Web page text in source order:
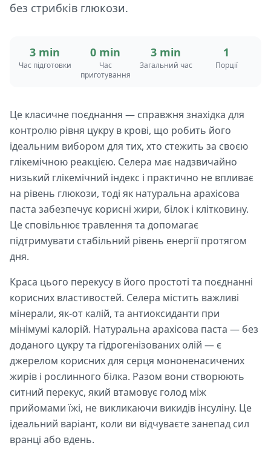
без стрибків глюкози.
3 min
Час підготовки
0 min
Час
приготування
3 min
Загальний час
1
Порції
Це класичне поєднання — справжня знахідка для
контролю рівня цукру в крові, що робить його
ідеальним вибором для тих, хто стежить за своєю
глікемічною реакцією. Селера має надзвичайно
низький глікемічний індекс і практично не впливає
на рівень глюкози, тоді як натуральна арахісова
паста забезпечує корисні жири, білок і клітковину.
Це сповільнює травлення та допомагає
підтримувати стабільний рівень енергії протягом
дня.
Краса цього перекусу в його простоті та поєднанні
корисних властивостей. Селера містить важливі
мінерали, як-от калій, та антиоксиданти при
мінімумі калорій. Натуральна арахісова паста — без
доданого цукру та гідрогенізованих олій — є
джерелом корисних для серця мононенасичених
жирів і рослинного білка. Разом вони створюють
ситний перекус, який втамовує голод між
прийомами їжі, не викликаючи викидів інсуліну. Це
ідеальний варіант, коли ви відчуваєте занепад сил
вранці або вдень.